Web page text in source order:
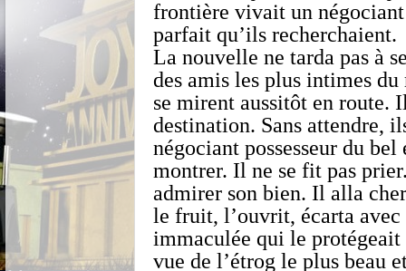
frontière vivait un
parfait qu’ils recherchaient.
La nouvelle ne tarda pas à
des amis les plus intimes
se mirent aussitôt en
destination. Sans attendre,
négociant possesseur du
montrer. Il ne se fit pas
admirer son bien. Il alla
le fruit, l’ouvrit, écarta avec
immaculée qui le
vue de l’étrog le plus beau